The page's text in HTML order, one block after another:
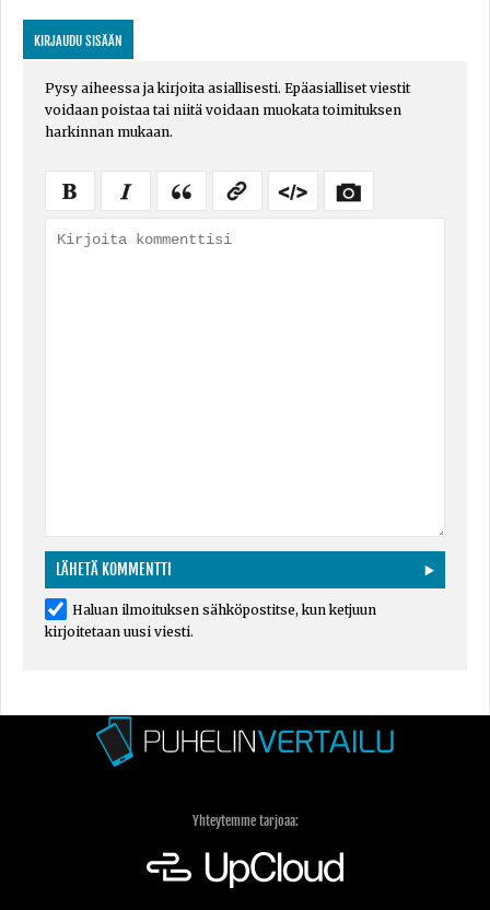
KIRJAUDU SISÄÄN
Pysy aiheessa ja kirjoita asiallisesti. Epäasialliset viestit
voidaan poistaa tai niitä voidaan muokata toimituksen
harkinnan mukaan.
Haluan ilmoituksen sähköpostitse, kun ketjuun
kirjoitetaan uusi viesti.
Yhteytemme tarjoaa: